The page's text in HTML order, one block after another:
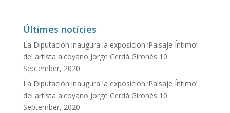
Últimes notícies
La Diputación inaugura la exposición ‘Paisaje Íntimo’
del artista alcoyano Jorge Cerdá Gironés 10
September, 2020
La Diputación inaugura la exposición ‘Paisaje Íntimo’
del artista alcoyano Jorge Cerdá Gironés 10
September, 2020